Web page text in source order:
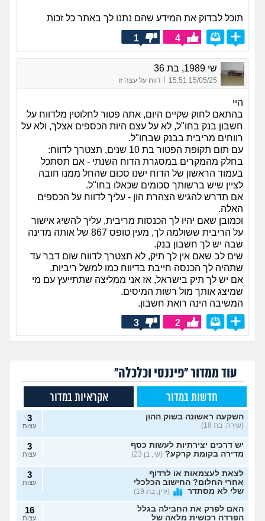
תוכל לבדוק את המידע שהם נתנו לך באתר כל זכות
4
1
שי 1989, בת 36
15/05/25 15:51
| דווח על עצה זו
היי
בהתאם לחוק שקיים היום, אתה פטור לחלוטין מלדווח על
חשבון בנק בחו"ל, לא על עצם היות הכספים אצלך, ולא על
רווחים מריבית בבנק שבחו"ל.
עם תום תקופת הפטור בת 10 שנים, תצטרך לדווח:
בחלק מהמקרים במסגרת הדוח השנתי - אם תסתכל
בעמוד הראשון של הדוח ישנו סכום שהחל ממנו חובה
לציין שיש ברשותך סכומים שכאלו בחו"ל.
אם תדרש להגיש הצהרת הון - עליך לדווח על הכספים
האלה.
וכמובן שאם יהיו לך הכנסות מריבית, עליך להשיג אישור
על הריבית ששולמה לך, מעין טופס 867 של אותה מדינה
שבה יש לך חשבון בנק.
שים לב שאם אין לך תיק, לא תצטרך לדווח שום דבר עד
שתהיה לך הכנסה חייבת בדיווח כמו למשל ריביות.
אם יש לך תיק בישראל, אז אני ממליצה שתתייעץ עם מי
שמיצג אותך מול רשות המיסים.
המשיבה הינה רואת חשבון.
2
3
עוד ממדור "פיננסי וכלכלה"
חדשות במדור אקראיות במדור
השקעה ראשונה בשוק ההון
(שירה, בת 18)
3
עצות
יש דרכים יצירתיות לעשות כסף
מדירה בקומת קרקע? (שי, בן 23)
3
עצות
לצאת לעצמאות או לרדוף
אחרי החלום? החישוב הכלכלי
שלי לא מסתדר
(ירין, בת 19)
3
עצות
האם לפרק את החבילה בגלל
הפרדה רכושית מלאה של
16
עצות